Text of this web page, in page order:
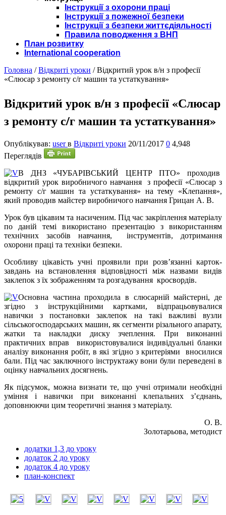
Інструкції з охорони праці
Інструкції з пожежної безпеки
Інструкції з безпеки життєдіяльності
Правила поводження з ВНП
План розвитку
International cooperation
Головна /Відкриті уроки /Відкритий урок в/н з професії
«Слюсар з ремонту с/г машин та устаткування»
Відкритий урок в/н з професії «Слюсар
з ремонту с/г машин та устаткування»
Опублікував: userв Відкриті уроки 20/11/2017 0 4,948
Переглядів
В ДНЗ «ЧУБАРІВСЬКИЙ ЦЕНТР ПТО» проходив
відкритий урок виробничого навчання з професії «Слюсар з
ремонту с/г машин та устаткування» на тему «Клепання»,
який проводив майстер виробничого навчання Грицан А. В.
Урок був цікавим та насиченим. Під час закріплення матеріалу
по даній темі використано презентацію з використанням
технічних засобів навчання, інструментів, дотримання
охорони праці та техніки безпеки.
Особливу цікавість учні проявили при розв’язанні карток-
завдань на встановлення відповідності між назвами видів
заклепок з їх зображенням та розгадування кросвордів.
Основна частина проходила в слюсарній майстерні, де
згідно з інструкційними картками, відпрацьовувалися
навички з постановки заклепок на такі важливі вузли
сільськогосподарських машин, як сегменти різального апарату,
жатки та накладки диску зчеплення. При виконанні
практичних вправ використовувалися індивідуальні бланки
аналізу виконання робіт, в які згідно з критеріями вносилися
бали. Під час заключного інструктажу вони були переведені в
оцінку навчальних досягнень.
Як підсумок, можна визнати те, що учні отримали необхідні
уміння і навички при виконанні клепальних з’єднань,
доповнюючи цим теоретичні знання з матеріалу.
О. В.
Золотарьова, методист
додатки 1,3 до уроку
додаток 2 до уроку
додаток 4 до уроку
план-конспект